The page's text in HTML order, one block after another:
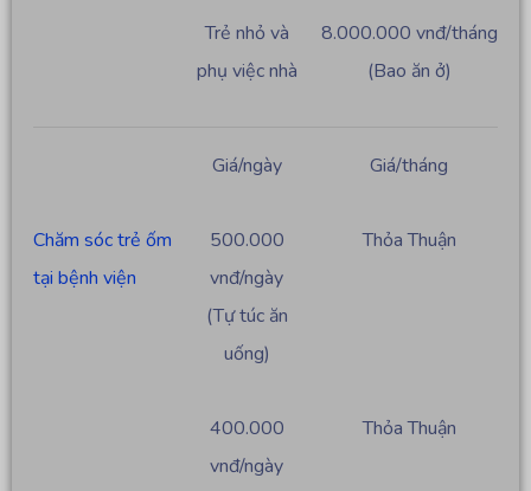
Trẻ nhỏ và
phụ việc nhà
8.000.000 vnđ/tháng
(Bao ăn ở)
Giá/ngày Giá/tháng
Chăm sóc trẻ ốm
tại bệnh viện
500.000
vnđ/ngày
(Tự túc ăn
uống)
Thỏa Thuận
400.000
vnđ/ngày
Thỏa Thuận